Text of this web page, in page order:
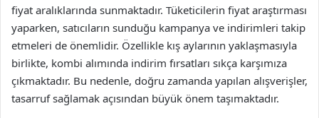
fiyat aralıklarında sunmaktadır. Tüketicilerin fiyat araştırması
yaparken, satıcıların sunduğu kampanya ve indirimleri takip
etmeleri de önemlidir. Özellikle kış aylarının yaklaşmasıyla
birlikte, kombi alımında indirim fırsatları sıkça karşımıza
çıkmaktadır. Bu nedenle, doğru zamanda yapılan alışverişler,
tasarruf sağlamak açısından büyük önem taşımaktadır.